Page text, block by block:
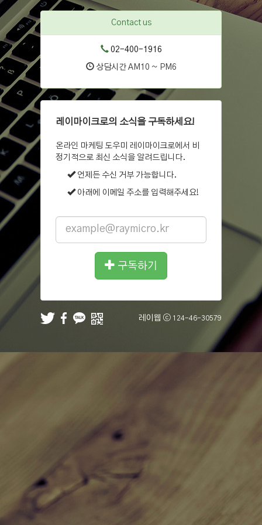
Contact us
02-400-1916
상담시간 AM10 ~ PM6
레이마이크로의 소식을 구독하세요!
온라인 마케팅 도우미 레이마이크로에서 비
정기적으로 최신 소식을 알려드립니다.
언제든 수신 거부 가능합니다.
아래에 이메일 주소를 입력해주세요!
address
구독하기
레이웹 ⓒ 124-46-30579